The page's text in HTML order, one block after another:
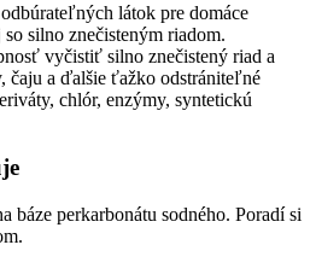
látok pre domáce
silno znečisteným riadom.
vyčistiť silno znečistený riad a
čaju a ďalšie ťažko odstrániteľné
chlór, enzýmy, syntetickú
báze perkarbonátu sodného. Poradí si